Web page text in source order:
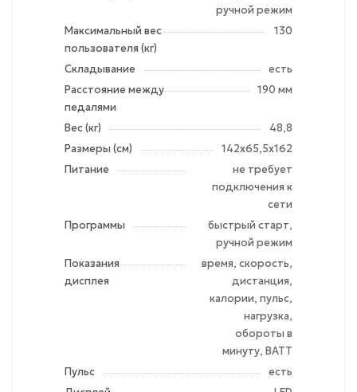
ручной режим
Максимальный вес
пользователя (кг)
130
Складывание
есть
Расстояние между
педалями
190 мм
Вес (кг)
48,8
Размеры (см)
142х65,5х162
Питание
не требует
подключения к
сети
Программы
быстрый старт,
ручной режим
Показания
дисплея
время, скорость,
дистанция,
калории, пульс,
нагрузка,
обороты в
минуту, ВАТТ
Пульс
есть